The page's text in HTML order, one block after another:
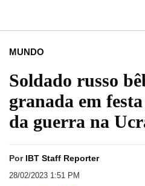
MUNDO
Soldado russo
granada em
da guerra na
Por IBT Staff Reporter
28/02/2023 1:51 PM